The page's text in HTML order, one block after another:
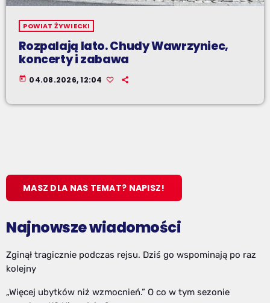
POWIAT ŻYWIECKI
Rozpalają lato. Chudy Wawrzyniec,
koncerty i zabawa
today 04.08.2026, 12:04
MASZ DLA NAS TEMAT? NAPISZ!
Najnowsze wiadomości
Zginął tragicznie podczas rejsu. Dziś go wspominają po raz
kolejny
„Więcej ubytków niż wzmocnień.” O co w tym sezonie